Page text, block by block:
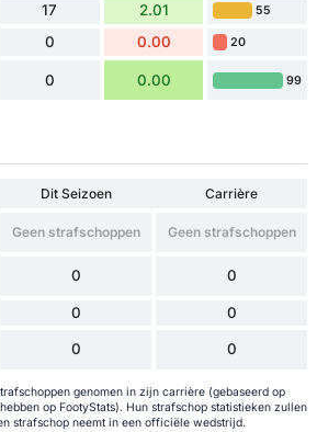
17 2.01 55
0 0.00 20
0 0.00 99
Dit Seizoen
Carrière
Geen strafschoppen Geen strafschoppen
0 0
0 0
0 0
genomen in zijn carrière (gebaseerd op
op FootyStats). Hun strafschop statistieken zullen
strafschop neemt in een officiële wedstrijd.